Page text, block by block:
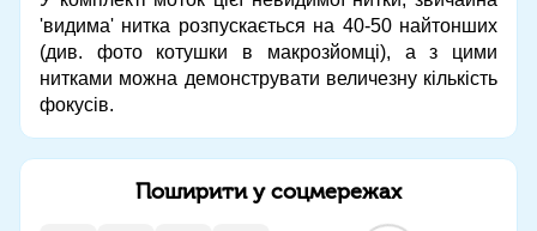
'видима' нитка розпускається на 40-50 найтонших
(див. фото котушки в макрозйомці), а з цими
нитками можна демонструвати величезну кількість
фокусів.
Поширити у соцмережах